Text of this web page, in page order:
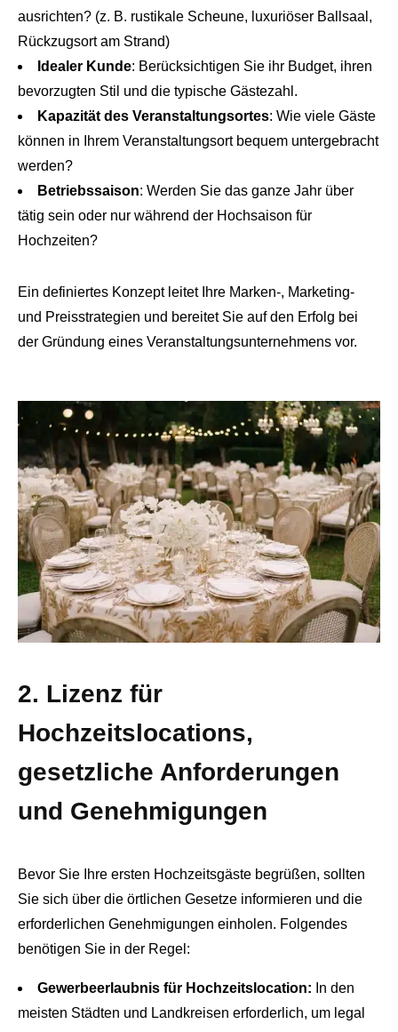
ausrichten? (z. B. rustikale Scheune, luxuriöser Ballsaal,
Rückzugsort am Strand)
Idealer Kunde: Berücksichtigen Sie ihr Budget, ihren
bevorzugten Stil und die typische Gästezahl.
Kapazität des Veranstaltungsortes: Wie viele Gäste
können in Ihrem Veranstaltungsort bequem untergebracht
werden?
Betriebssaison: Werden Sie das ganze Jahr über
tätig sein oder nur während der Hochsaison für
Hochzeiten?
Ein definiertes Konzept leitet Ihre Marken-, Marketing-
und Preisstrategien und bereitet Sie auf den Erfolg bei
der Gründung eines Veranstaltungsunternehmens vor.
2. Lizenz für
Hochzeitslocations,
gesetzliche Anforderungen
und Genehmigungen
Bevor Sie Ihre ersten Hochzeitsgäste begrüßen, sollten
Sie sich über die örtlichen Gesetze informieren und die
erforderlichen Genehmigungen einholen. Folgendes
benötigen Sie in der Regel:
Gewerbeerlaubnis für Hochzeitslocation: In den
meisten Städten und Landkreisen erforderlich, um legal